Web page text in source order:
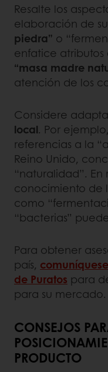
Resalte los
elaboración de
piedra” o
enfatice atributos
“masa madre
atención de los
Considere
local. Por
referencias a la
Reino Unido,
“naturalidad”.
conocimiento de
como
“bacterias”
Para obtener
país,
de Puratos para
para su mercado.
CONSEJOS
PRODUCTO